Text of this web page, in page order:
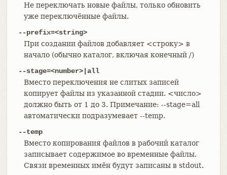
Не переключать новые файлы, только обновить
уже переключённые файлы.
--prefix=<string>
При создании файлов добавляет <строку> в
начало (обычно каталог, включая конечный /)
--stage=<number>|all
Вместо переключения не слитых записей
копирует файлы из указанной стадии. <число>
должно быть от 1 до 3. Примечание: --stage=all
автоматически подразумевает --temp.
--temp
Вместо копирования файлов в рабочий каталог
записывает содержимое во временные файлы.
Связи временных имён будут записаны в stdout.